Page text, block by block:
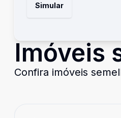
Simular
Imóveis
Confira imóveis